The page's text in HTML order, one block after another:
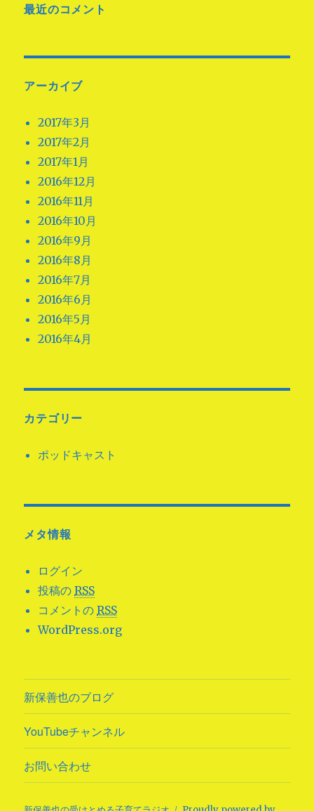
最近のコメント
アーカイブ
2017年3月
2017年2月
2017年1月
2016年12月
2016年11月
2016年10月
2016年9月
2016年8月
2016年7月
2016年6月
2016年5月
2016年4月
カテゴリー
ポッドキャスト
メタ情報
ログイン
投稿のRSS
コメントのRSS
WordPress.org
新保善也のブログ
YouTubeチャンネル
お問い合わせ